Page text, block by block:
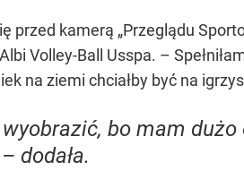
kamerą „Przeglądu
Volley-Ball Usspa. –
na ziemi chciałby być na
bo mam
dodała.